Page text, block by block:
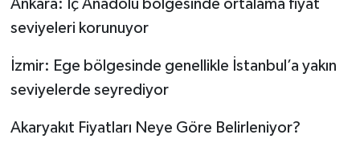
Ankara: İç Anadolu bölgesinde ortalama fiyat
seviyeleri korunuyor
İzmir: Ege bölgesinde genellikle İstanbul’a yakın
seviyelerde seyrediyor
Akaryakıt Fiyatları Neye Göre Belirleniyor?